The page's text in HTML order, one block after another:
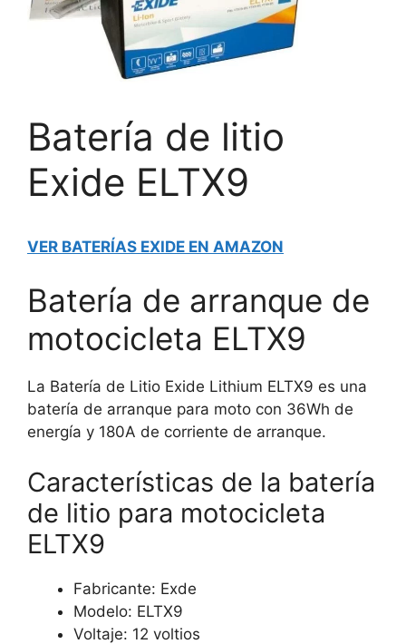
Batería de litio
Exide ELTX9
VER BATERÍAS EXIDE EN AMAZON
Batería de arranque de
motocicleta ELTX9
La Batería de Litio Exide Lithium ELTX9 es una
batería de arranque para moto con 36Wh de
energía y 180A de corriente de arranque.
Características de la batería
de litio para motocicleta
ELTX9
Fabricante: Exde
Modelo: ELTX9
Voltaje: 12 voltios